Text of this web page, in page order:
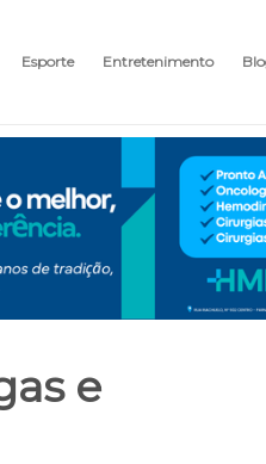
Esporte Entretenimento
e